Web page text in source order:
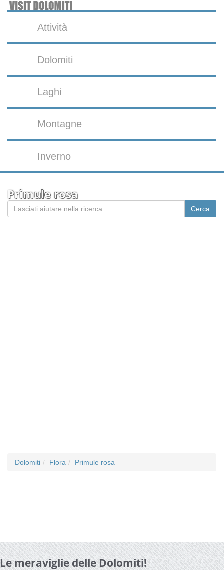
Attività
Dolomiti
Laghi
Montagne
Inverno
Primule rosa
Dolomiti Flora Primule rosa
Le meraviglie delle Dolomiti!